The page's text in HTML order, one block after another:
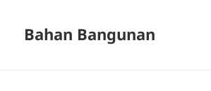
Bahan Bangunan